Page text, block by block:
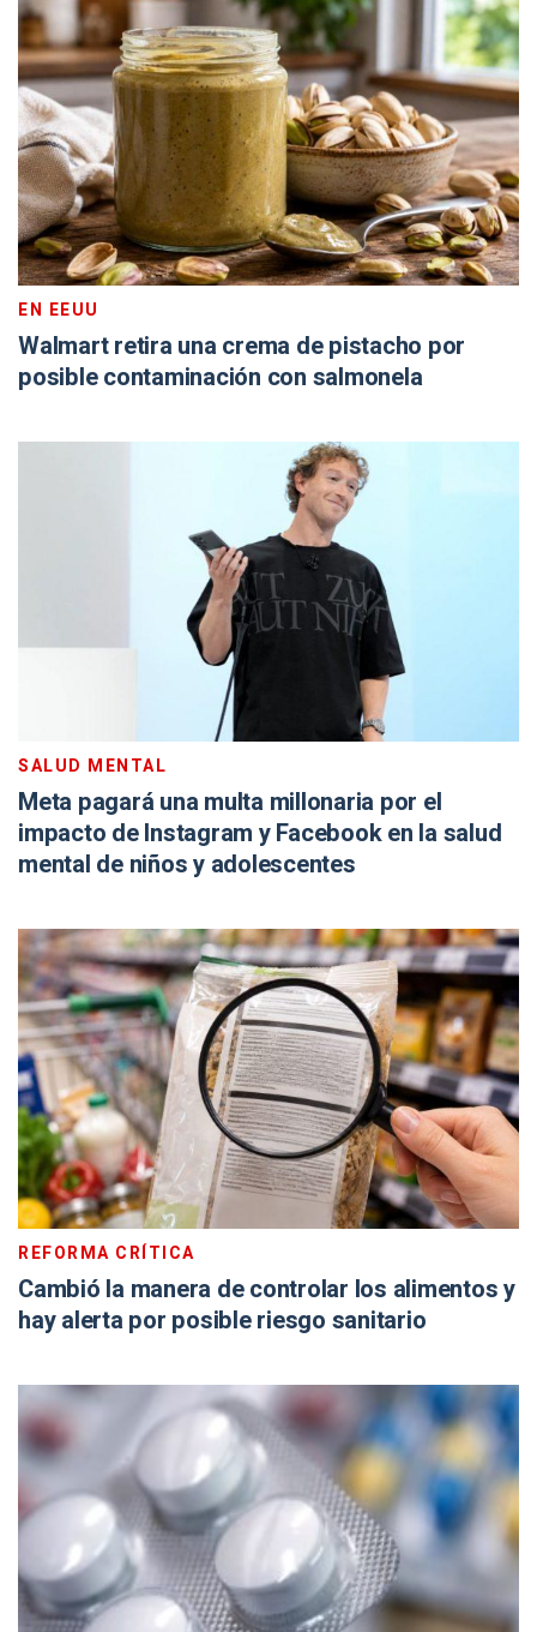
EN EEUU
Walmart retira una crema de pistacho por
posible contaminación con salmonela
SALUD MENTAL
Meta pagará una multa millonaria por el
impacto de Instagram y Facebook en la salud
mental de niños y adolescentes
REFORMA CRÍTICA
Cambió la manera de controlar los alimentos y
hay alerta por posible riesgo sanitario